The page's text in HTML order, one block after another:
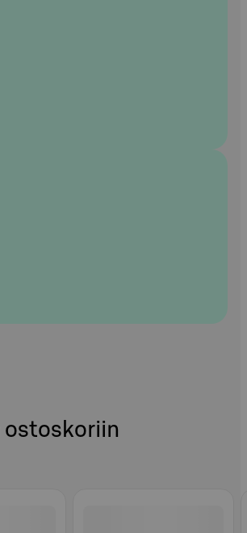
ostoskoriin